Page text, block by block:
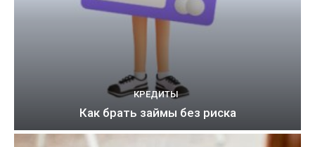
КРЕДИТЫ
Как брать займы без риска